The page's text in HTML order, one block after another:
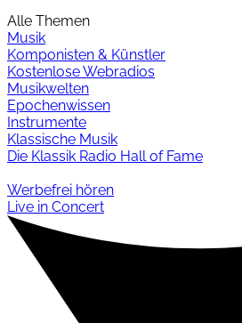
Alle Themen
Musik
Komponisten & Künstler
Kostenlose Webradios
Musikwelten
Epochenwissen
Instrumente
Klassische Musik
Die Klassik Radio Hall of Fame
Werbefrei hören
Live in Concert